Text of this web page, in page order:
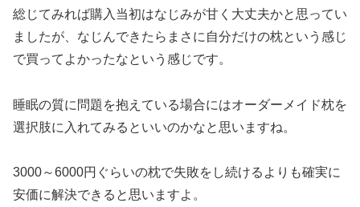
総じてみれば購入当初はなじみが甘く大丈夫かと思ってい
ましたが、なじんできたらまさに自分だけの枕という感じ
で買ってよかったなという感じです。
睡眠の質に問題を抱えている場合にはオーダーメイド枕を
選択肢に入れてみるといいのかなと思いますね。
3000～6000円ぐらいの枕で失敗をし続けるよりも確実に
安価に解決できると思いますよ。